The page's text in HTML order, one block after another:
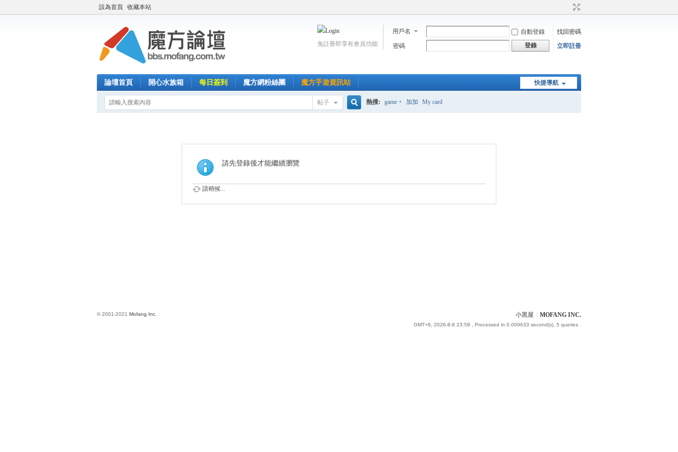
設為首頁 收藏本站
用戶名 自動登錄
找回密碼
密碼
登錄 立即註冊
免註冊即享有會員功能
快捷導航
論壇首頁 開心水族箱 每日簽到 魔方網粉絲團 魔方手遊資訊站
帖子 熱搜: game + 加加 My card
請先登錄後才能繼續瀏覽
請稍候...
小黑屋 MOFANG INC.
GMT+8, 2026-8-8 23:59 , Processed in 0.009633 second(s), 5 queries .
© 2001-2021 Mofang Inc.